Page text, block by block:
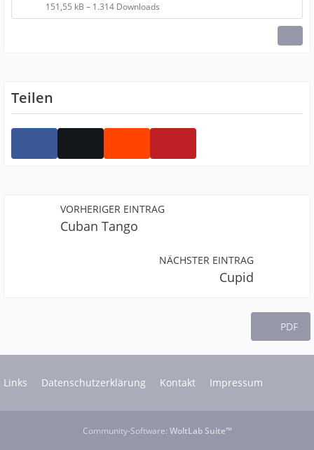
151,55 kB – 1.314 Downloads
Teilen
VORHERIGER EINTRAG
Cuban Tango
NÄCHSTER EINTRAG
Cupid
PDF
Links Datenschutzerklärung Kontakt Impressum
Community-Software: WoltLab Suite™